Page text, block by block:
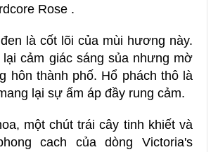
Rose .
là cốt lõi của mùi hương này.
lại cảm giác sáng sủa nhưng mờ
hôn thành phố. Hổ phách thô là
lại sự ấm áp đầy rung cảm.
một chút trái cây tinh khiết và
cach của dòng Victoria's